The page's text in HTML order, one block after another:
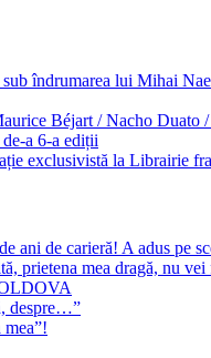
îndrumarea lui Mihai Nae
Béjart / Nacho Duato
a 6-a ediții
exclusivistă la Librairie
ani de carieră! A adus pe
prietena mea dragă, nu
despre…”